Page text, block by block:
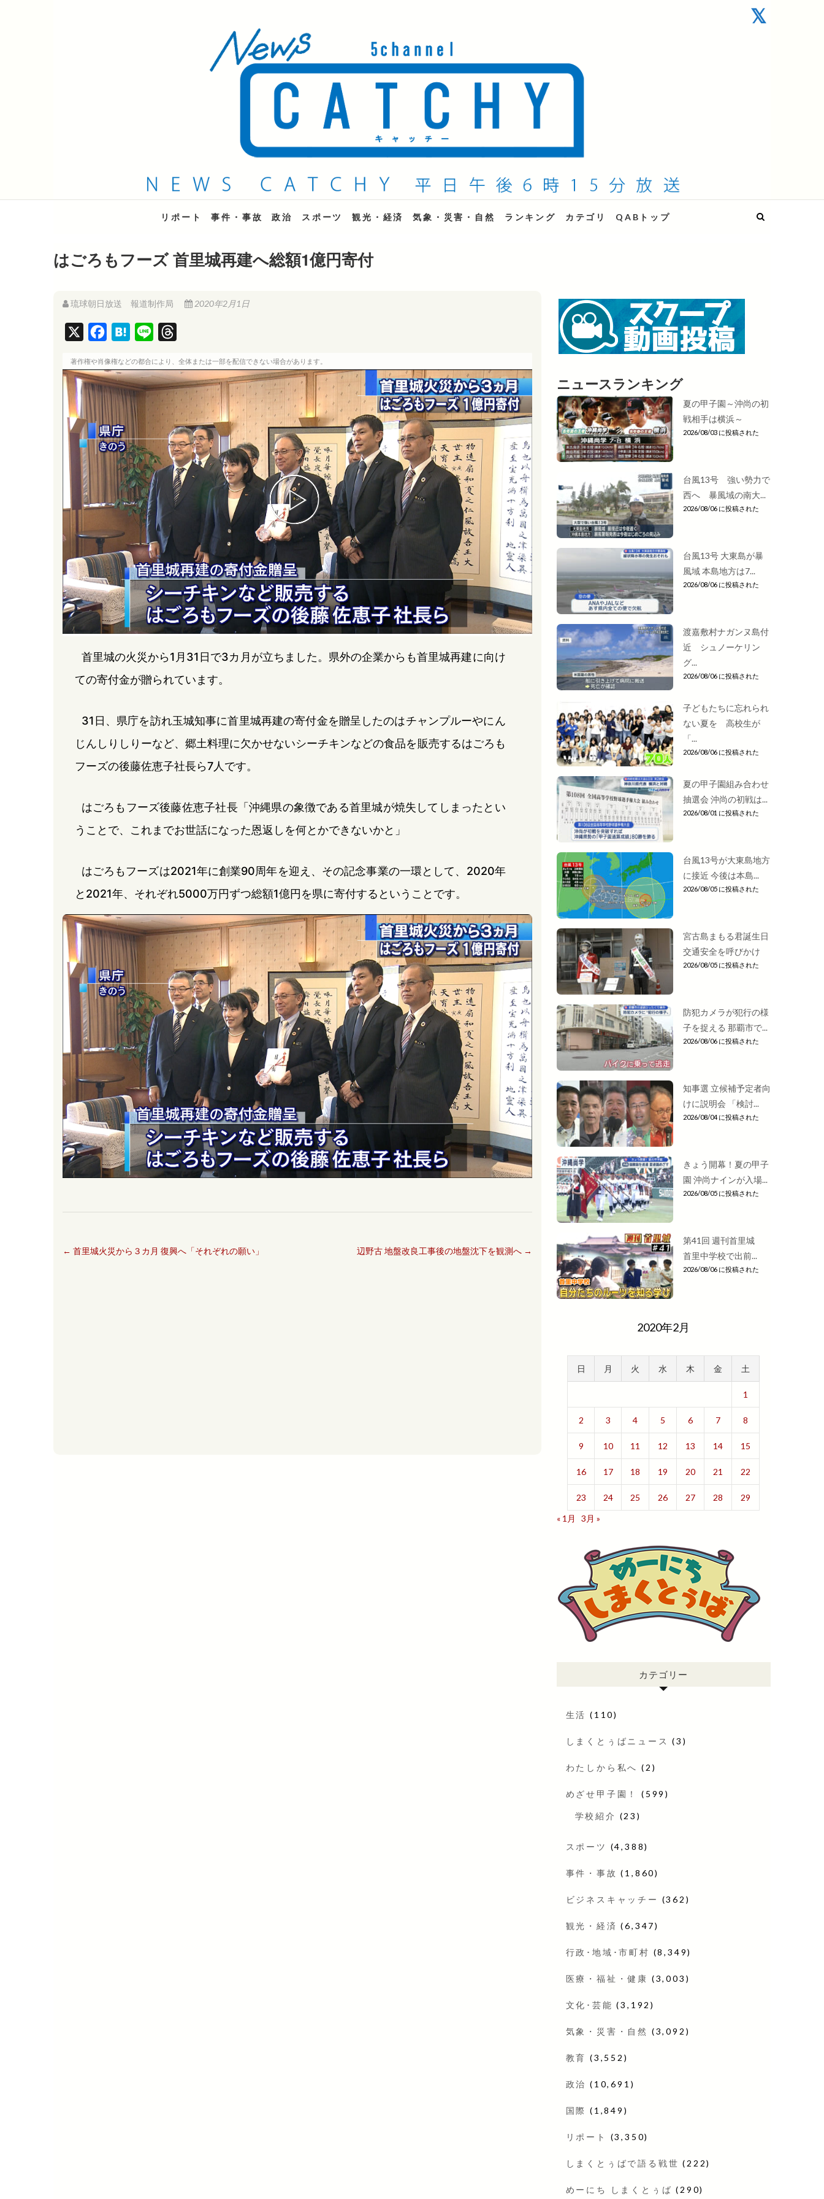
QAB NEWS Headline
キャッチー 月曜〜金曜 午後6時15分放送
リポート 事件・事故 政治 スポーツ 観光・経済 気象・災害・自然 ランキング カテゴリ QABトップ
はごろもフーズ 首里城再建へ総額1億円寄付
琉球朝日放送 報道制作局 2020年2月1日
c
e
b
o
o
H
t
e
n
n
e
r
e
a
d
s
著作権や肖像権などの都合により、全体または一部を配信できない場合があります。
首里城の火災から1月31日で3カ月が立ちました。県外の企業からも首里城再建に向け
ての寄付金が贈られています。
31日、県庁を訪れ玉城知事に首里城再建の寄付金を贈呈したのはチャンプルーやにん
じんしりしりーなど、郷土料理に欠かせないシーチキンなどの食品を販売するはごろも
フーズの後藤佐恵子社長ら7人です。
はごろもフーズ後藤佐恵子社長「沖縄県の象徴である首里城が焼失してしまったとい
うことで、これまでお世話になった恩返しを何とかできないかと」
はごろもフーズは2021年に創業90周年を迎え、その記念事業の一環として、2020年
と2021年、それぞれ5000万円ずつ総額1億円を県に寄付するということです。
← 首里城火災から３カ月 復興へ「それぞれの願い」 辺野古 地盤改良工事後の地盤沈下を観測へ →
ニュースランキング
夏の甲子園～沖尚の初
戦相手は横浜～
2026/08/03 に投稿された
台風13号 強い勢力で
西へ 暴風域の南大...
2026/08/06 に投稿された
台風13号 大東島が暴
風域 本島地方は7...
2026/08/06 に投稿された
渡嘉敷村ナガンヌ島付
近 シュノーケリン
グ...
2026/08/06 に投稿された
子どもたちに忘れられ
ない夏を 高校生が
「...
2026/08/06 に投稿された
夏の甲子園組み合わせ
抽選会 沖尚の初戦は...
2026/08/01 に投稿された
台風13号が大東島地方
に接近 今後は本島...
2026/08/05 に投稿された
宮古島まもる君誕生日
交通安全を呼びかけ
2026/08/05 に投稿された
防犯カメラが犯行の様
子を捉える 那覇市で...
2026/08/06 に投稿された
知事選 立候補予定者向
けに説明会 「検討...
2026/08/04 に投稿された
きょう開幕！夏の甲子
園 沖尚ナインが入場...
2026/08/05 に投稿された
第41回 週刊首里城
首里中学校で出前...
2026/08/06 に投稿された
2020年2月
日 月 火 水 木 金 土
1
2 3 4 5 6 7 8
9 10 11 12 13 14 15
16 17 18 19 20 21 22
23 24 25 26 27 28
29
« 1月
3月 »
カテゴリー
生活 (110)
しまくとぅばニュース (3)
わたしから私へ (2)
めざせ甲子園！ (599)
学校紹介 (23)
スポーツ (4,388)
事件・事故 (1,860)
ビジネスキャッチー (362)
観光・経済 (6,347)
行政･地域･市町村 (8,349)
医療・福祉・健康 (3,003)
文化･芸能 (3,192)
気象・災害・自然 (3,092)
教育 (3,552)
政治 (10,691)
国際 (1,849)
リポート (3,350)
しまくとぅばで語る戦世 (222)
めーにち しまくとぅば (290)